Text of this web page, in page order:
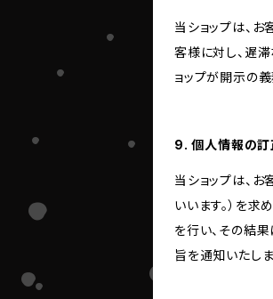
当ショップは、
客様に対し、遅
ョップが開示の
9. 個人情報の訂
当ショップは、
いいます。）を
を行い、その結
旨を通知いたし